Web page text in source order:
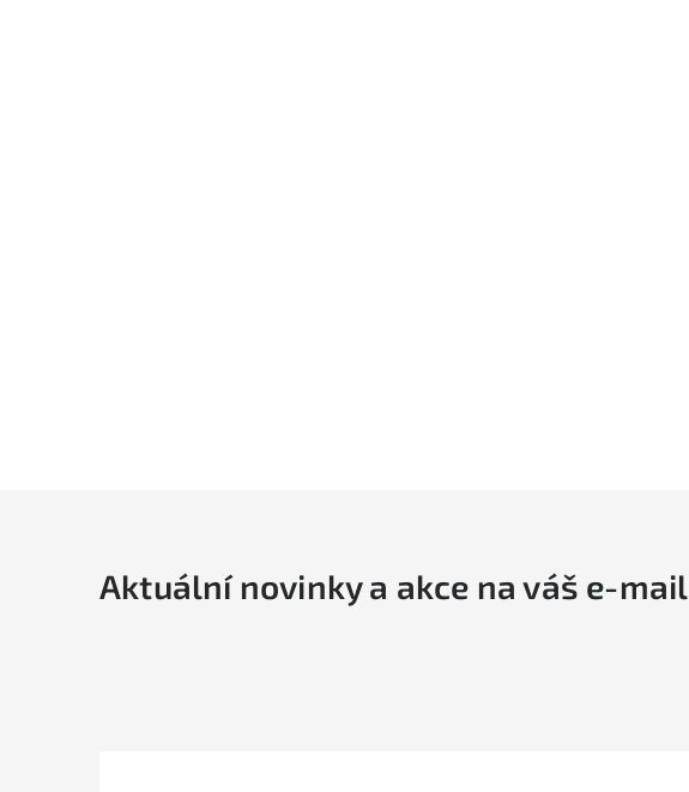
Aktuální novinky a akce na váš e-mail